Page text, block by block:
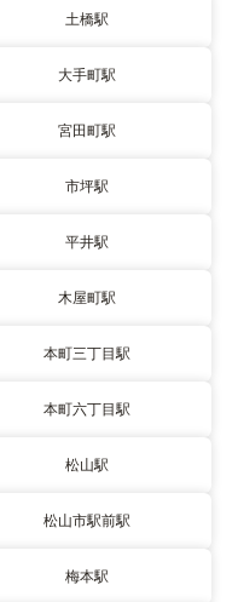
土橋駅
大手町駅
宮田町駅
市坪駅
平井駅
木屋町駅
本町三丁目駅
本町六丁目駅
松山駅
松山市駅前駅
梅本駅